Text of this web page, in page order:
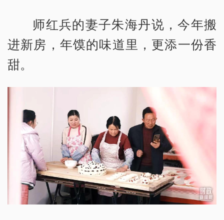
师红兵的妻子朱海丹说，今年搬
进新房，年馍的味道里，更添一份香
甜。